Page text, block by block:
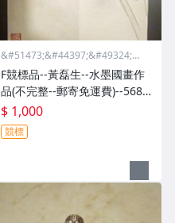
&#51473;&#44397;&#49324;&#
397;&#51665;
F競標品--黃磊生--水墨國畫作
品(不完整--郵寄免運費)--5685
1
$ 1,000
競標